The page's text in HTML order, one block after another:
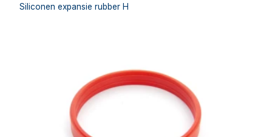
Siliconen expansie rubber H